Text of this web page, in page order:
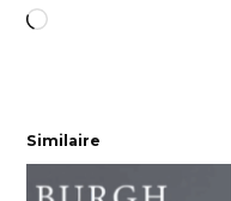
Chargement…
Similaire